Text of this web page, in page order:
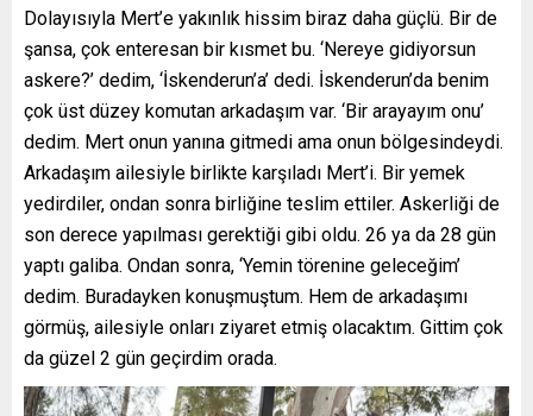
Dolayısıyla Mert’e yakınlık hissim biraz daha güçlü. Bir de
şansa, çok enteresan bir kısmet bu. ‘Nereye gidiyorsun
askere?’ dedim, ‘İskenderun’a’ dedi. İskenderun’da benim
çok üst düzey komutan arkadaşım var. ‘Bir arayayım onu’
dedim. Mert onun yanına gitmedi ama onun bölgesindeydi.
Arkadaşım ailesiyle birlikte karşıladı Mert’i. Bir yemek
yedirdiler, ondan sonra birliğine teslim ettiler. Askerliği de
son derece yapılması gerektiği gibi oldu. 26 ya da 28 gün
yaptı galiba. Ondan sonra, ‘Yemin törenine geleceğim’
dedim. Buradayken konuşmuştum. Hem de arkadaşımı
görmüş, ailesiyle onları ziyaret etmiş olacaktım. Gittim çok
da güzel 2 gün geçirdim orada.